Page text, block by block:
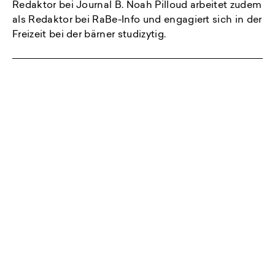
Redaktor bei Journal B. Noah Pilloud arbeitet zudem
als Redaktor bei RaBe-Info und engagiert sich in der
Freizeit bei der bärner studizytig.